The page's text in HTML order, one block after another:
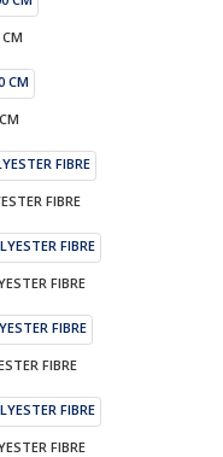
FIBRE
FIBRE
FIBRE
FIBRE